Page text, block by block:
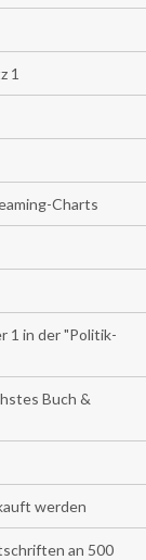
1
Charts
1 in der "Politik-
Buch &
werden
an 500